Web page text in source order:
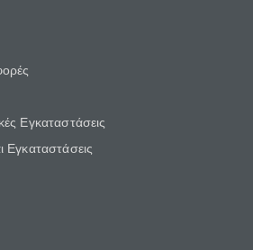
Εγκαταστάσεις
Εγκαταστάσεις